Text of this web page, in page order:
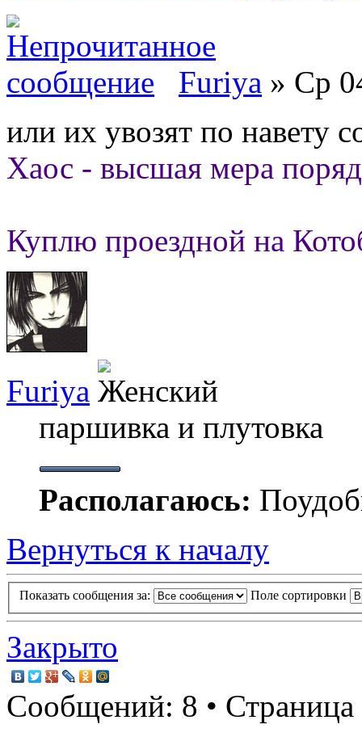
Furiya » Ср
или их увозят по навету
Хаос - высшая мера
Куплю проездной на
Furiya
паршивка и плутовка
Располагаюсь:
Вернуться к началу
Показать сообщения за: Поле сортировки
Закрыто
Сообщений: 8 • Страница